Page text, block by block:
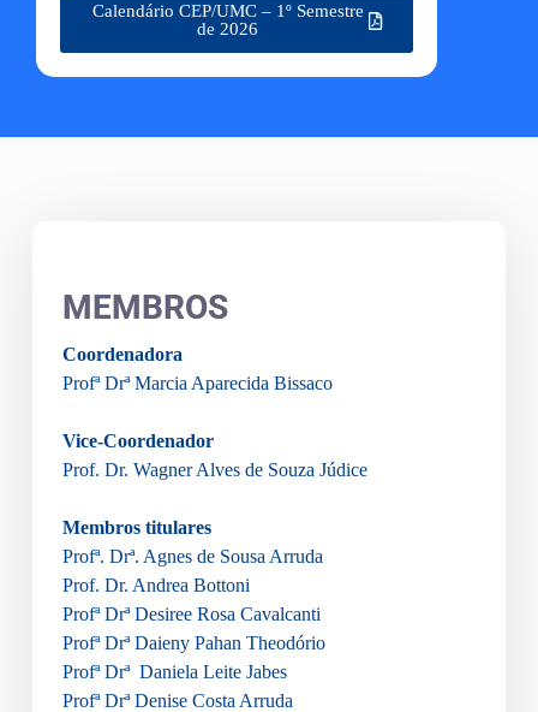
Calendário CEP/UMC – 1º Semestre
de 2026
MEMBROS
Coordenadora
Profª Drª Marcia Aparecida Bissaco
Vice-Coordenador
Prof. Dr. Wagner Alves de Souza Júdice
Membros titulares
Profª. Drª. Agnes de Sousa Arruda
Prof. Dr. Andrea Bottoni
Profª Drª Desiree Rosa Cavalcanti
Profª Drª Daieny Pahan Theodório
Profª Drª Daniela Leite Jabes
Profª Drª Denise Costa Arruda